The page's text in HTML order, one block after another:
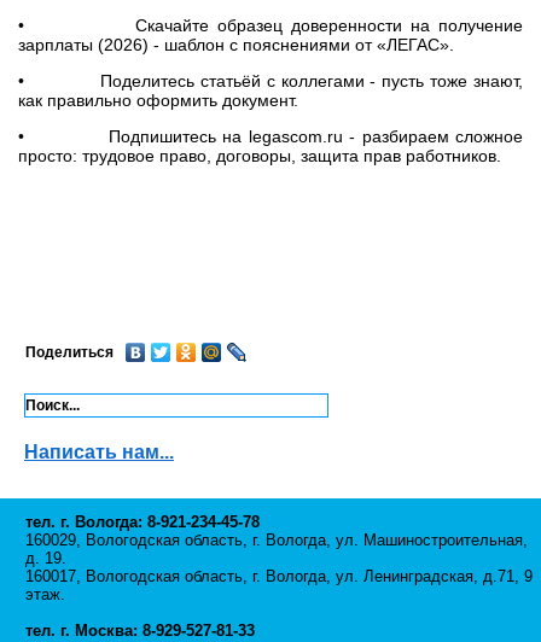
• Скачайте образец доверенности на получение
зарплаты (2026) - шаблон с пояснениями от «ЛЕГАС».
• Поделитесь статьёй с коллегами - пусть тоже знают,
как правильно оформить документ.
• Подпишитесь на legascom.ru - разбираем сложное
просто: трудовое право, договоры, защита прав работников.
Поделиться
Написать нам...
тел. г. Вологда: 8-921-234-45-78
160029, Вологодская область, г. Вологда, ул. Машиностроительная,
д. 19.
160017, Вологодская область, г. Вологда, ул. Ленинградская, д.71, 9
этаж.
тел. г. Москва: 8-929-527-81-33